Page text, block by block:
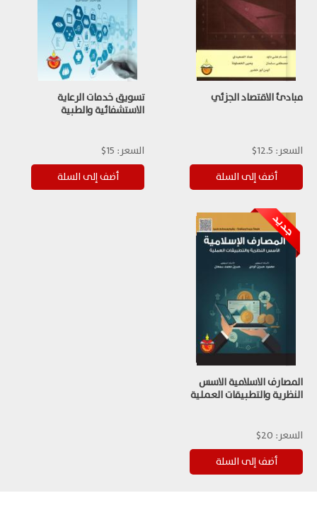
مبادئ الاقتصاد الجزئي
السعر: 12.5$
تسويق خدمات الرعاية
الاستشفائية والطبية
السعر: 15$
المصارف الاسلامية الاسس
النظرية والتطبيقات العملية
السعر: 20$